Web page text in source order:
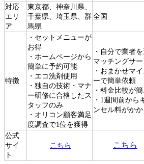
対応
エリ
ア
東京都、神奈川県、
千葉県、埼玉県、群
馬県
全国
特徴
・セットメニューが
お得
・ホームページから
簡単に予約可能
・エコ洗剤使用
・独自の技術・マナ
ー研修に合格したス
タッフのみ
・オリコン顧客満足
度調査で1位を獲得
・自分で業者
マッチングサー
・おまかせマ
ーで簡単依頼
・料金比較が
・1週間前から
ンセル料がかか
公式
サイ
ト
こちら こちら